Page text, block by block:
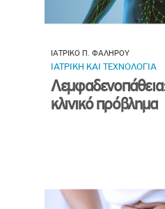
ΙΑΤΡΙΚΟ Π. ΦΑΛΗΡΟΥ
ΙΑΤΡΙΚΗ ΚΑΙ ΤΕΧΝΟΛΟΓΙΑ
κλινικό πρόβλημα